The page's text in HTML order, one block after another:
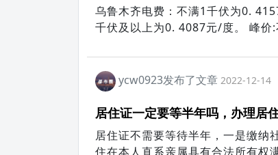
乌鲁木齐电费：不满1千伏为0.
千伏及以上为0. 4087元/度。 峰
ycw0923发布了文章 2022-12-14
居住证一定要等半年吗，办理居
居住证不需要等待半年，一是缴纳
住在本人直系亲属具有合法所有权